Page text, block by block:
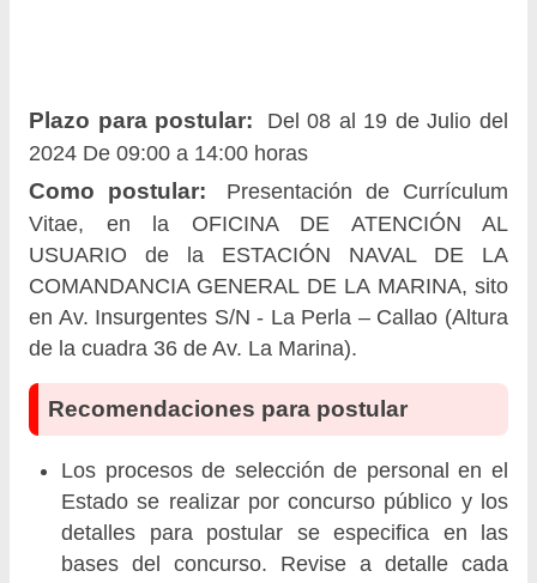
Plazo para postular:
Del 08 al 19 de Julio del
2024 De 09:00 a 14:00 horas
Como postular:
Presentación de Currículum
Vitae, en la OFICINA DE ATENCIÓN AL
USUARIO de la ESTACIÓN NAVAL DE LA
COMANDANCIA GENERAL DE LA MARINA, sito
en Av. Insurgentes S/N - La Perla – Callao (Altura
de la cuadra 36 de Av. La Marina).
Recomendaciones para postular
Los procesos de selección de personal en el
Estado se realizar por concurso público y los
detalles para postular se especifica en las
bases del concurso. Revise a detalle cada